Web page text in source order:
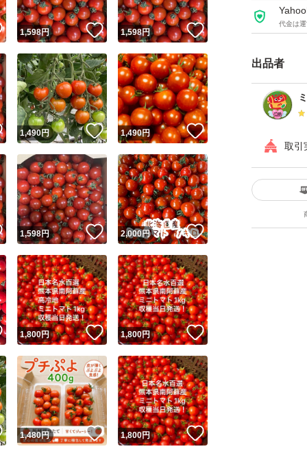
ソースに
お子さま
※箱詰め
れてしま
常温配送
代金は
出品者
取引
ユーザーの実績について
いいね！
1,598円 いいね！
1,598円 いいね！
いいね！
1,490円 いいね！
1,490円 いいね！
いいね！
1,598円 いいね！
2,000円 いいね！
いいね！
1,800円 いいね！
1,800円 いいね！
いいね！
1,480円 いいね！
1,800円 いいね！